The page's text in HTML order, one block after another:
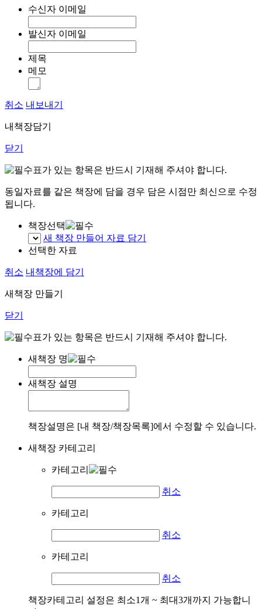
수신자 이메일
발신자 이메일
제목
메모
취소 내보내기
내책장담기
닫기
표가 있는 항목은 반드시 기재해 주셔야 합니다.
동일자료를 같은 책장에 담을 경우 담은 시점만 최신으로 수정
됩니다.
책장선택
새 책장 만들어 자료 담기
선택한 자료
취소 내책장에 담기
새책장 만들기
닫기
표가 있는 항목은 반드시 기재해 주셔야 합니다.
새책장 명
새책장 설명
책장설명은 [내 책장/책장목록]에서 수정할 수 있습니다.
새책장 카테고리
카테고리
취소
카테고리
취소
카테고리
취소
책장카테고리 설정은 최소1개 ~ 최대3개까지 가능합니